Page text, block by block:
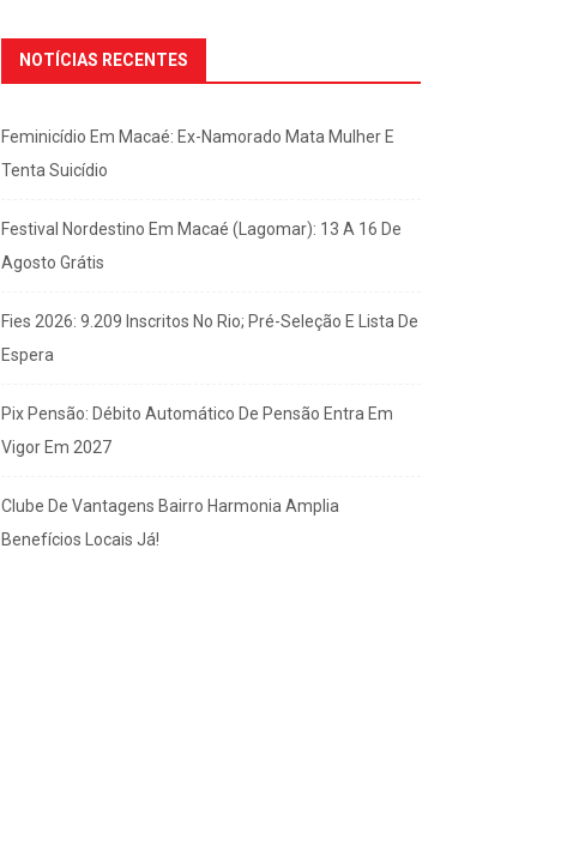
NOTÍCIAS RECENTES
Feminicídio Em Macaé: Ex-Namorado Mata Mulher E
Tenta Suicídio
Festival Nordestino Em Macaé (Lagomar): 13 A 16 De
Agosto Grátis
Fies 2026: 9.209 Inscritos No Rio; Pré-Seleção E Lista De
Espera
Pix Pensão: Débito Automático De Pensão Entra Em
Vigor Em 2027
Clube De Vantagens Bairro Harmonia Amplia
Benefícios Locais Já!